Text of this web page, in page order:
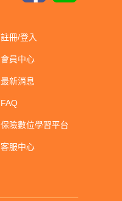
註冊/登入
會員中心
最新消息
FAQ
保險數位學習平台
客服中心